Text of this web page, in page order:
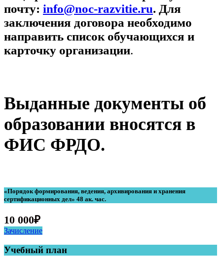
почту: info@noc-razvitie.ru. Для
заключения договора необходимо
направить список обучающихся и
карточку организации.
Выданные документы об
образовании вносятся в
ФИС ФРДО.
«Порядок формирования, ведения, архивирования и хранения
сертификационных дел» 48 ак. час.
10 000₽
Зачисление
Учебный план